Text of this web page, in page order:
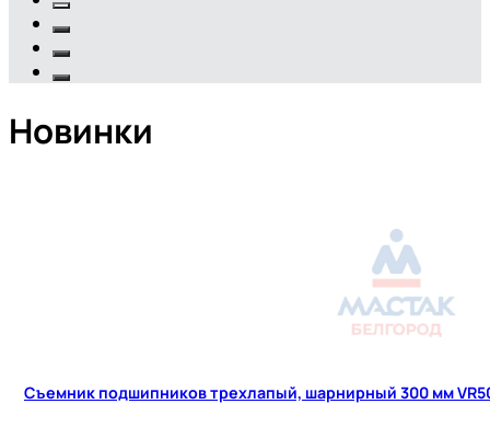
Новинки
Съемник подшипников трехлапый, шарнирный 300 мм